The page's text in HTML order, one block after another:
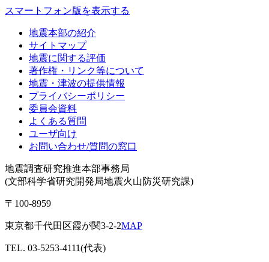
スマートフォン版を表示する
地震本部の紹介
サイトマップ
地震に関する評価
著作権・リンク等について
地震・津波の提供情報
プライバシーポリシー
委員会資料
よくある質問
ユーザ向け
お問い合わせ/質問の窓口
地震調査研究推進本部事務局
(文部科学省研究開発局地震火山防災研究課)
〒100-8959
東京都千代田区霞が関3-2-2MAP
TEL. 03-5253-4111(代表)